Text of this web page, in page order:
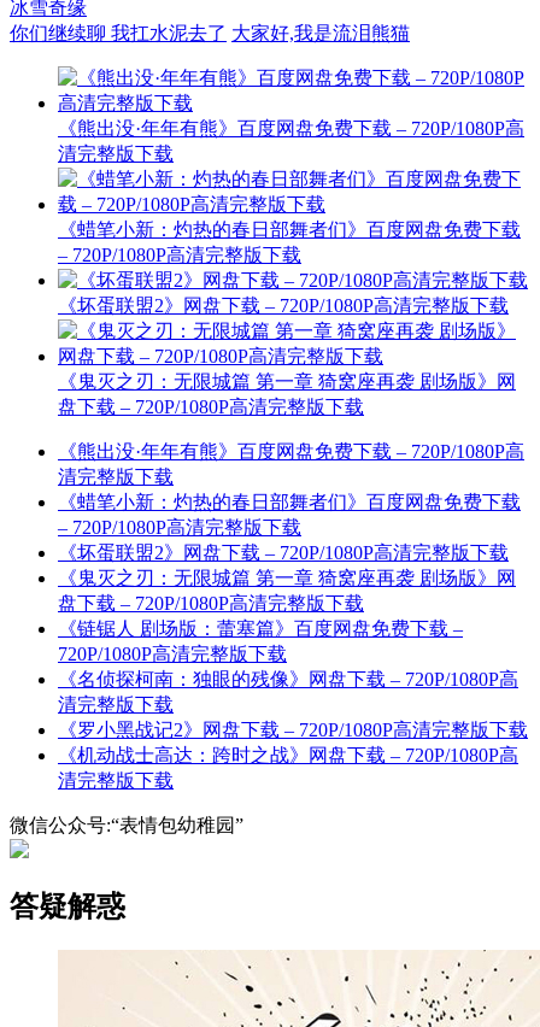
冰雪奇缘
你们继续聊 我扛水泥去了 大家好,我是流泪熊猫
《熊出没·年年有熊》百度网盘免费下载 – 720P/1080P高
清完整版下载
《蜡笔小新：灼热的春日部舞者们》百度网盘免费下载
– 720P/1080P高清完整版下载
《坏蛋联盟2》网盘下载 – 720P/1080P高清完整版下载
《鬼灭之刃：无限城篇 第一章 猗窝座再袭 剧场版》网
盘下载 – 720P/1080P高清完整版下载
《熊出没·年年有熊》百度网盘免费下载 – 720P/1080P高
清完整版下载
《蜡笔小新：灼热的春日部舞者们》百度网盘免费下载
– 720P/1080P高清完整版下载
《坏蛋联盟2》网盘下载 – 720P/1080P高清完整版下载
《鬼灭之刃：无限城篇 第一章 猗窝座再袭 剧场版》网
盘下载 – 720P/1080P高清完整版下载
《链锯人 剧场版：蕾塞篇》百度网盘免费下载 –
720P/1080P高清完整版下载
《名侦探柯南：独眼的残像》网盘下载 – 720P/1080P高
清完整版下载
《罗小黑战记2》网盘下载 – 720P/1080P高清完整版下载
《机动战士高达：跨时之战》网盘下载 – 720P/1080P高
清完整版下载
微信公众号:“表情包幼稚园”
答疑解惑